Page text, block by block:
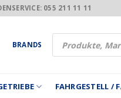
055 211 11 11
BRANDS
Products
search
FAHRGESTELL /